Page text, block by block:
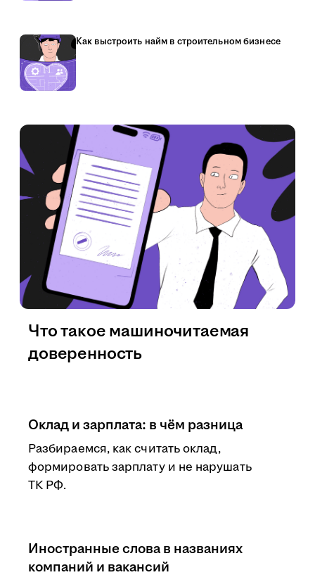
Как выстроить найм в строительном бизнесе
Оклад и зарплата: в чём разница
Разбираемся, как считать оклад,
формировать зарплату и не нарушать
ТК РФ.
Иностранные слова в названиях
компаний и вакансий
Что такое машиночитаемая
доверенность